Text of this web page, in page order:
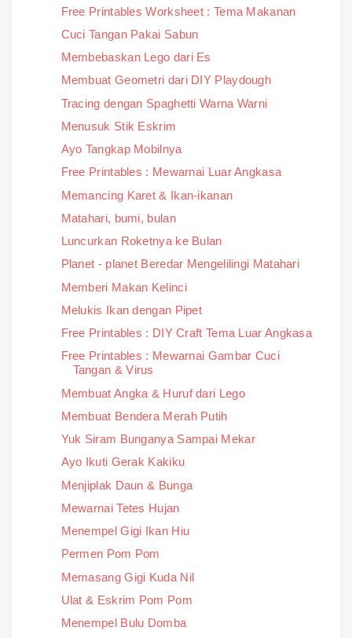
Free Printables Worksheet : Tema Makanan
Cuci Tangan Pakai Sabun
Membebaskan Lego dari Es
Membuat Geometri dari DIY Playdough
Tracing dengan Spaghetti Warna Warni
Menusuk Stik Eskrim
Ayo Tangkap Mobilnya
Free Printables : Mewarnai Luar Angkasa
Memancing Karet & Ikan-ikanan
Matahari, bumi, bulan
Luncurkan Roketnya ke Bulan
Planet - planet Beredar Mengelilingi Matahari
Memberi Makan Kelinci
Melukis Ikan dengan Pipet
Free Printables : DIY Craft Tema Luar Angkasa
Free Printables : Mewarnai Gambar Cuci
Tangan & Virus
Membuat Angka & Huruf dari Lego
Membuat Bendera Merah Putih
Yuk Siram Bunganya Sampai Mekar
Ayo Ikuti Gerak Kakiku
Menjiplak Daun & Bunga
Mewarnai Tetes Hujan
Menempel Gigi Ikan Hiu
Permen Pom Pom
Memasang Gigi Kuda Nil
Ulat & Eskrim Pom Pom
Menempel Bulu Domba